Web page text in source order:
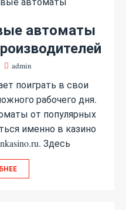
автоматы
admin
поиграть в свои
рабочего дня.
от популярных
именно в казино
Здесь